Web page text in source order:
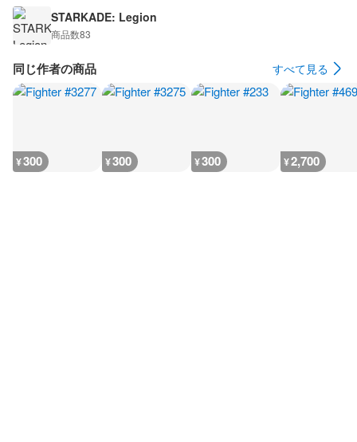
STARKADE: Legion
商品数83
同じ作者の商品 すべて見る
¥300 ¥300 ¥300 ¥2,700